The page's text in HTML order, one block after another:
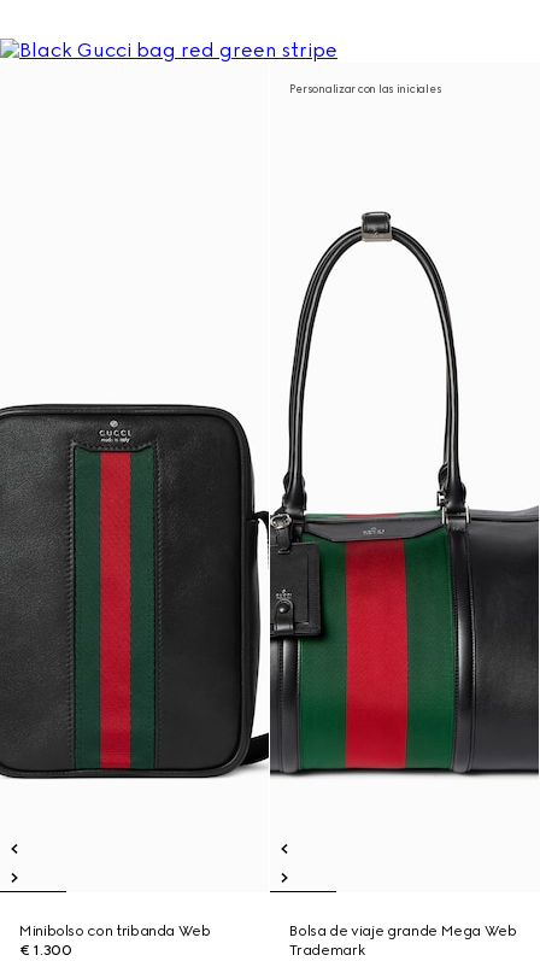
Minibolso con tribanda Web
€ 1.300
Personalizar con las iniciales
Bolsa de viaje grande Mega Web
Trademark